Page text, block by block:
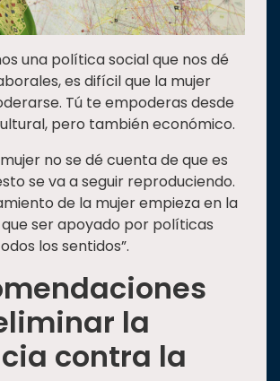
una política social que nos dé
es difícil que la mujer
Tú te empoderas desde
pero también económico.
no se dé cuenta de que es
se va a seguir reproduciendo.
de la mujer empieza en la
ser apoyado por políticas
los sentidos”.
la
contra la